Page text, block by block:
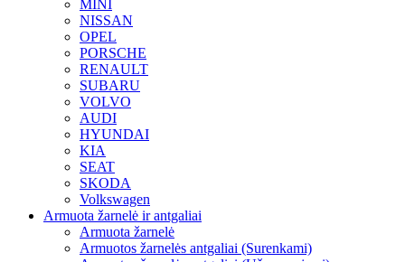
MINI
NISSAN
OPEL
PORSCHE
RENAULT
SUBARU
VOLVO
AUDI
HYUNDAI
KIA
SEAT
SKODA
Volkswagen
Armuota žarnelė ir antgaliai
Armuota žarnelė
Armuotos žarnelės antgaliai (Surenkami)